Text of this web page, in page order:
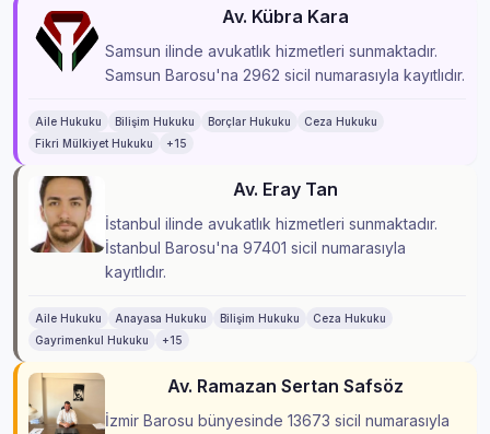
Av. Kübra Kara
Samsun ilinde avukatlık hizmetleri sunmaktadır.
Samsun Barosu'na 2962 sicil numarasıyla kayıtlıdır.
Aile Hukuku Bilişim Hukuku Borçlar Hukuku
Ceza Hukuku
Fikri Mülkiyet Hukuku
+15
Av. Eray Tan
İstanbul ilinde avukatlık hizmetleri sunmaktadır.
İstanbul Barosu'na 97401 sicil numarasıyla
kayıtlıdır.
Aile Hukuku Anayasa Hukuku Bilişim Hukuku
Ceza Hukuku
Gayrimenkul Hukuku
+15
Av. Ramazan Sertan Safsöz
İzmir Barosu bünyesinde 13673 sicil numarasıyla